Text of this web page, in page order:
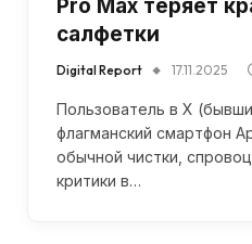
Pro Max теряет
салфетки
Digital Report 17.11.2025
Пользователь в X
флагманский смартфон
обычной чистки,
критики в…